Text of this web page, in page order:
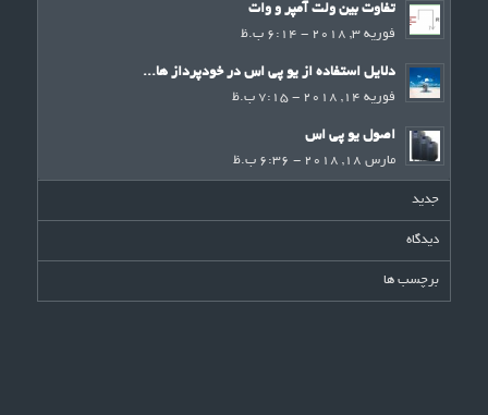
تفاوت بین ولت آمپر و وات
فوریه 3, 2018 - 6:14 ب.ظ
دلایل استفاده از یو پی اس در خودپرداز ها...
فوریه 14, 2018 - 7:15 ب.ظ
اصول یو پی اس
مارس 18, 2018 - 6:36 ب.ظ
جدید
دیدگاه
برچسب ها